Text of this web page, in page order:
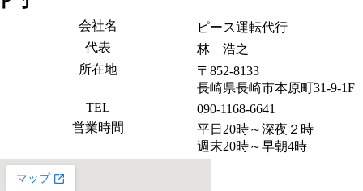
会社名
ピース運転代行
代表
林 浩之
所在地
〒852-8133
長崎県長崎市本原町31-9-1F
TEL
090-1168-6641
営業時間
平日20時～深夜２時
週末20時～早朝4時